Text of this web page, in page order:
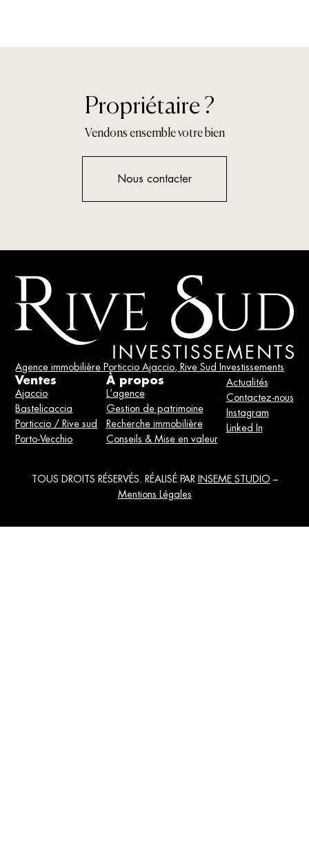
Propriétaire ?
Vendons ensemble votre bien
Nous contacter
Agence immobilière Porticcio Ajaccio, Rive Sud Investissements
Ventes
Ajaccio
Bastelicaccia
Porticcio / Rive sud
Porto-Vecchio
À propos
L’agence
Gestion de patrimoine
Recherche immobilière
Conseils & Mise en valeur
Actualités
Contactez-nous
Instagram
Linked In
TOUS DROITS RÉSERVÉS. RÉALISÉ PAR INSEME STUDIO –
Mentions Légales